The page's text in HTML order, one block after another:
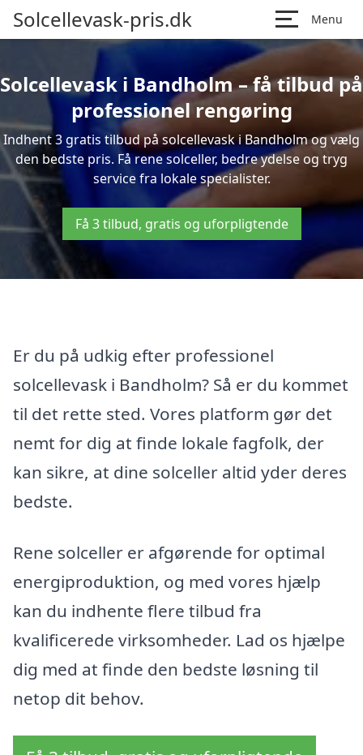
Solcellevask-pris.dk Menu
Solcellevask i Bandholm – få tilbud på
professionel rengøring
Indhent 3 gratis tilbud på solcellevask i Bandholm og vælg
den bedste pris. Få rene solceller, bedre ydelse og tryg
service fra lokale specialister.
Få 3 tilbud, gratis og uforpligtende
Er du på udkig efter professionel
solcellevask i Bandholm? Så er du kommet
til det rette sted. Vores platform gør det
nemt for dig at finde lokale fagfolk, der
kan sikre, at dine solceller altid yder deres
bedste.
Rene solceller er afgørende for optimal
energiproduktion, og med vores hjælp
kan du indhente flere tilbud fra
kvalificerede virksomheder. Lad os hjælpe
dig med at finde den bedste løsning til
netop dit behov.